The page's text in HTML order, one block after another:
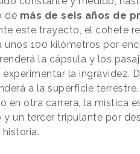
de más de seis años de
este trayecto, el cohete
unos 100 kilómetros por
la cápsula y los
la ingravidez.
a la superficie terrestre.
en otra carrera, la mística
un tercer tripulante por
historia.